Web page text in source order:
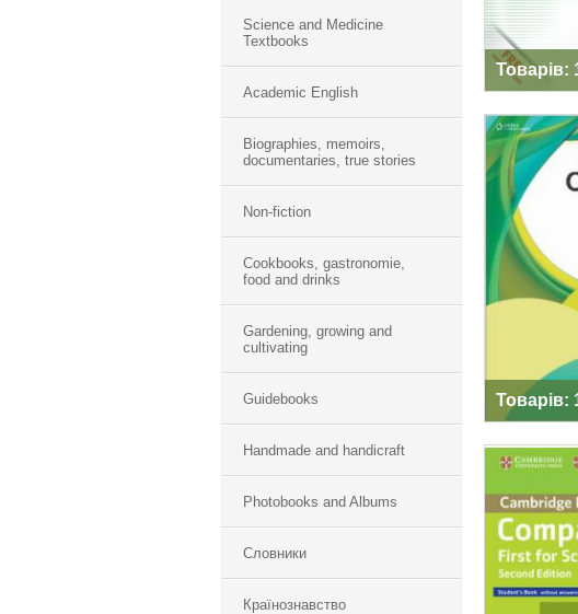
Science and Medicine
Textbooks
Academic English
Biographies, memoirs,
documentaries, true stories
Non-fiction
Cookbooks, gastronomie,
food and drinks
Gardening, growing and
cultivating
Guidebooks
Handmade and handicraft
Photobooks and Albums
Словники
Країнознавство
Товарів:
Товарів:
FIRST
EDITION
FOR